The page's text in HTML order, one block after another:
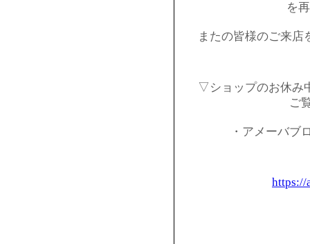
を
またの皆様のご来店
▽ショップのお休み
ご
・アメーバブ
https://